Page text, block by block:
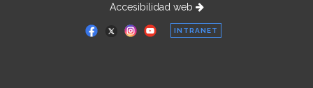
Accesibilidad web
INTRANET